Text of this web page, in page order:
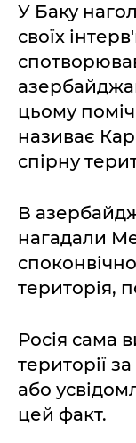
У Баку
своїх
цьому
називає
спірну
В
нагадали
територія,
Росія сама
території
або
цей факт.